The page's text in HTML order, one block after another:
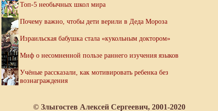
Топ-5 необычных школ мира
Почему важно, чтобы дети верили в Деда Мороза
Израильская бабушка стала «кукольным доктором»
Миф о несомненной пользе раннего изучения языков
Учёные рассказали, как мотивировать ребенка без
вознаграждения
© Злыгостев Алексей Сергеевич, 2001-2020